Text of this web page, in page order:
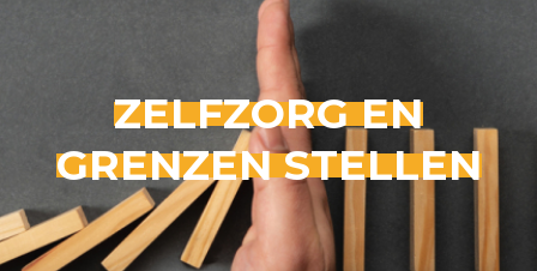
ZELFZORG EN
GRENZEN STELLEN